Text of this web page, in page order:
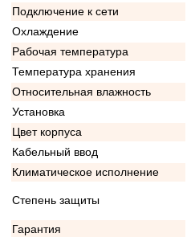
Подключение к сети
Охлаждение
Рабочая температура
Температура хранения
Относительная влажность
Установка
Цвет корпуса
Кабельный ввод
Климатическое исполнение
Степень защиты
Гарантия